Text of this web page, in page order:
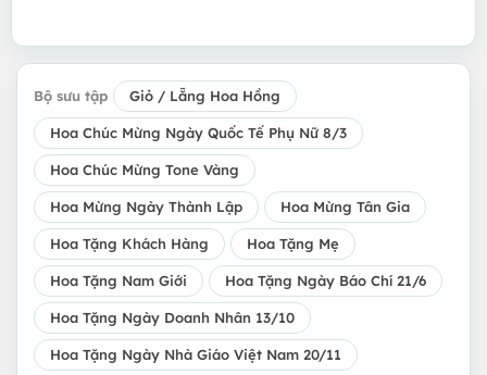
Bộ sưu tập Giỏ / Lẵng Hoa Hồng
Hoa Chúc Mừng Ngày Quốc Tế Phụ Nữ 8/3
Hoa Chúc Mừng Tone Vàng
Hoa Mừng Ngày Thành Lập Hoa Mừng Tân Gia
Hoa Tặng Khách Hàng Hoa Tặng Mẹ
Hoa Tặng Nam Giới Hoa Tặng Ngày Báo Chí 21/6
Hoa Tặng Ngày Doanh Nhân 13/10
Hoa Tặng Ngày Nhà Giáo Việt Nam 20/11